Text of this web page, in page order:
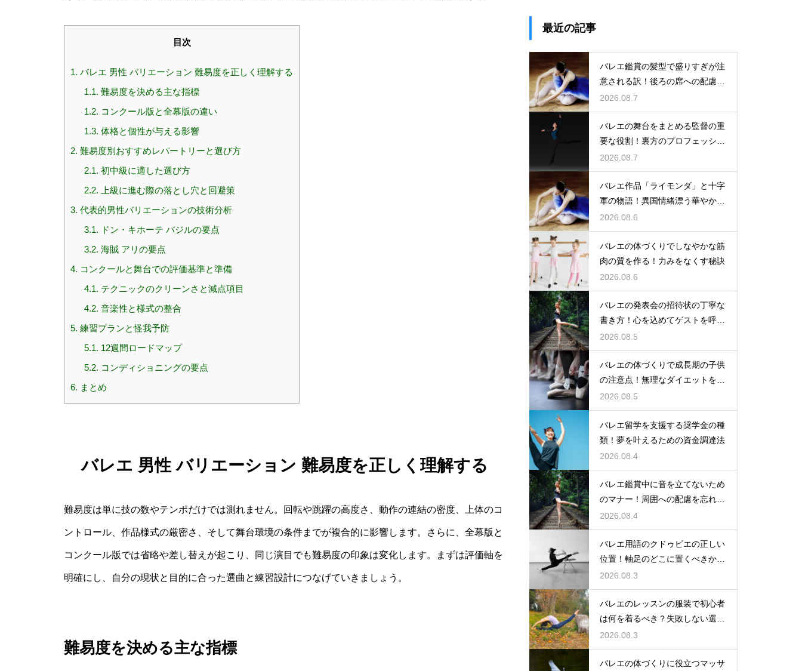
目次
1. バレエ 男性 バリエーション 難易度を正しく理解する
1.1. 難易度を決める主な指標
1.2. コンクール版と全幕版の違い
1.3. 体格と個性が与える影響
2. 難易度別おすすめレパートリーと選び方
2.1. 初中級に適した選び方
2.2. 上級に進む際の落とし穴と回避策
3. 代表的男性バリエーションの技術分析
3.1. ドン・キホーテ バジルの要点
3.2. 海賊 アリの要点
4. コンクールと舞台での評価基準と準備
4.1. テクニックのクリーンさと減点項目
4.2. 音楽性と様式の整合
5. 練習プランと怪我予防
5.1. 12週間ロードマップ
5.2. コンディショニングの要点
6. まとめ
バレエ 男性 バリエーション 難易度を正しく理解する
難易度は単に技の数やテンポだけでは測れません。回転や跳躍の高度さ、動作の連結の密度、上体のコ
ントロール、作品様式の厳密さ、そして舞台環境の条件までが複合的に影響します。さらに、全幕版と
コンクール版では省略や差し替えが起こり、同じ演目でも難易度の印象は変化します。まずは評価軸を
明確にし、自分の現状と目的に合った選曲と練習設計につなげていきましょう。
難易度を決める主な指標
最近の記事
バレエ鑑賞の髪型で盛りすぎが注
意される訳！後ろの席への配慮と
は
2026.08.7
バレエの舞台をまとめる監督の重
要な役割！裏方のプロフェッショ
ナル
2026.08.7
バレエ作品「ライモンダ」と十字
軍の物語！異国情緒漂う華やかな
踊りを堪能
2026.08.6
バレエの体づくりでしなやかな筋
肉の質を作る！力みをなくす秘訣
2026.08.6
バレエの発表会の招待状の丁寧な
書き方！心を込めてゲストを呼ぶ
コツ
2026.08.5
バレエの体づくりで成長期の子供
の注意点！無理なダイエットを防
ぎ健康に
2026.08.5
バレエ留学を支援する奨学金の種
類！夢を叶えるための資金調達法
2026.08.4
バレエ鑑賞中に音を立てないため
のマナー！周囲への配慮を忘れず
に
2026.08.4
バレエ用語のクドゥピエの正しい
位置！軸足のどこに置くべきかを
徹底解説
2026.08.3
バレエのレッスンの服装で初心者
は何を着るべき？失敗しない選び
方
2026.08.3
バレエの体づくりに役立つマッサ